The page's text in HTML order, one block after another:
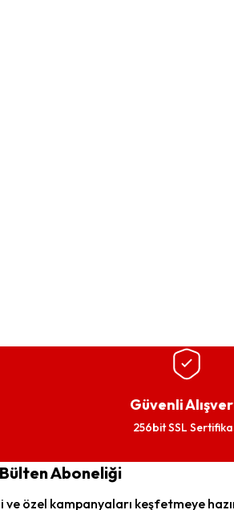
Güvenli
256bit SSL
Aboneliği
özel kampanyaları keşfetmeye